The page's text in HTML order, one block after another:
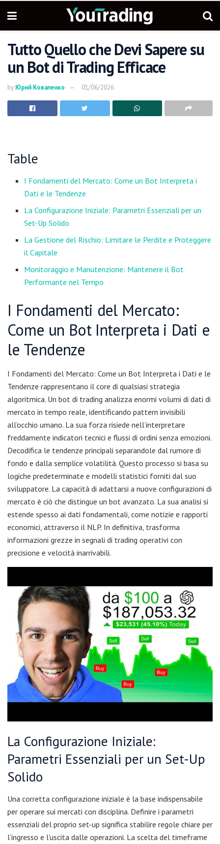
Tutto Quello che Devi Sapere su
un Bot di Trading Efficace
by Юрий Коваленко 01/06/2026
Table
I Fondamenti del Mercato: Come un Bot Interpreta i
Dati e le Tendenze
La Configurazione Iniziale: Parametri Essenziali per un
Set-Up Solido
La Gestione del Rischio: Limitare le Perdite e Proteggere
il Capitale
Monitoraggio e Manutenzione: Mantenere il Bot
Performante nel Tempo
I Fondamenti del Mercato:
Come un Bot Interpreta i Dati e
le Tendenze
I Fondamenti del Mercato: Come un Bot Interpreta i Dati e le
Tendenze rappresentano il core di qualsiasi strategia
algoritmica. Un bot di trading analizza enormi volumi di dati di
mercato in tempo reale, identificando pattern invisibili
all’occhio umano. La sua forza risiede nell’interpretare
freddamente indicatori tecnici e flussi di ordini senza emozioni.
Decodifica le tendenze principali separandole dal rumore di
fondo e dalla semplice volatilità. Questo processo si basa su
logiche predeterminate e modelli statistici forniti dal suo
sviluppatore. La capacità di adattarsi a nuove configurazioni di
mercato è ciò che distingue un bot avanzato. La sua analisi si
estende spesso ai dati fondamentali, come notizie e rapporti
economici, attraverso il NLP. In definitiva, trasforma
informazioni grezze in segnali di trading operativi con
precisione e velocità inarrivabili.
La Configurazione Iniziale:
Parametri Essenziali per un Set-Up
Solido
Una corretta configurazione iniziale è la base indispensabile
per operare sui mercati con disciplina. Definire i parametri
essenziali del proprio set-up significa stabilire regole chiare per
l’ingresso e l’uscita dalle operazioni. La scelta del timeframe